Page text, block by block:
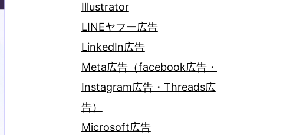
Illustrator
LINEヤフー広告
LinkedIn広告
Meta広告（facebook広告・
Instagram広告・Threads広
告）
Microsoft広告